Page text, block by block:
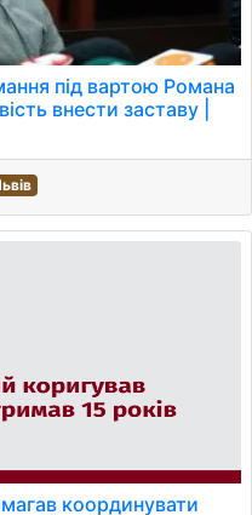
під вартою Романа
внести заставу |
координувати